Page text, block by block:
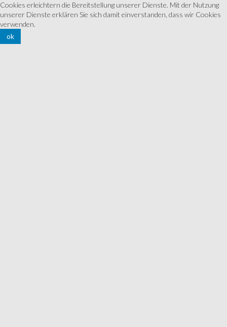
Cookies erleichtern die Bereitstellung unserer Dienste. Mit der Nutzung
unserer Dienste erklären Sie sich damit einverstanden, dass wir Cookies
verwenden.
ok